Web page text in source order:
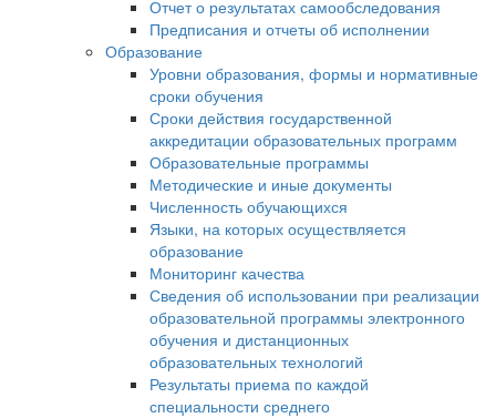
Отчет о результатах самообследования
Предписания и отчеты об исполнении
Образование
Уровни образования, формы и нормативные
сроки обучения
Сроки действия государственной
аккредитации образовательных программ
Образовательные программы
Методические и иные документы
Численность обучающихся
Языки, на которых осуществляется
образование
Мониторинг качества
Сведения об использовании при реализации
образовательной программы электронного
обучения и дистанционных
образовательных технологий
Результаты приема по каждой
специальности среднего